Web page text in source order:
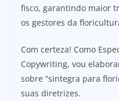
fisco, garantindo maior
os gestores da
Com certeza! Como
Copywriting, vou
sobre “sintegra para
suas diretrizes.